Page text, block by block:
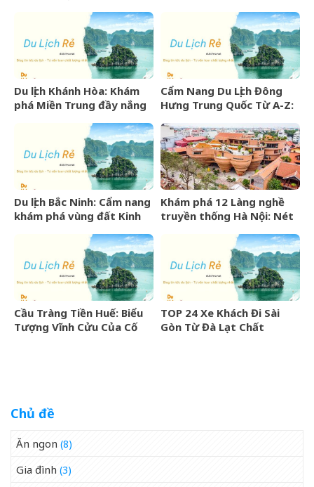
Du lịch Khánh Hòa: Khám
phá Miền Trung đầy nắng
Cẩm Nang Du Lịch Đông
Hưng Trung Quốc Từ A-Z:
Trình Chi Tiết
Du lịch Bắc Ninh: Cẩm nang
khám phá vùng đất Kinh
Khám phá 12 Làng nghề
truyền thống Hà Nội: Nét
Cầu Tràng Tiền Huế: Biểu
Tượng Vĩnh Cửu Của Cố
TOP 24 Xe Khách Đi Sài
Gòn Từ Đà Lạt Chất
Chủ đề
Ăn ngon (8)
Gia đình (3)